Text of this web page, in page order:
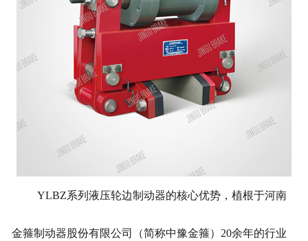
YLBZ系列液压轮边制动器的核心优势，植根于河南
金箍制动器股份有限公司（简称中豫金箍）20余年的行业